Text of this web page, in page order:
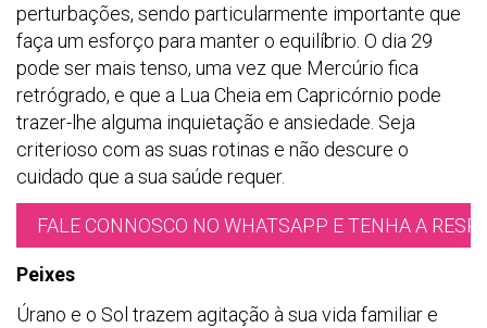
perturbações, sendo particularmente importante que
faça um esforço para manter o equilíbrio. O dia 29
pode ser mais tenso, uma vez que Mercúrio fica
retrógrado, e que a Lua Cheia em Capricórnio pode
trazer-lhe alguma inquietação e ansiedade. Seja
criterioso com as suas rotinas e não descure o
cuidado que a sua saúde requer.
FALE CONNOSCO NO WHATSAPP E TENHA A
Peixes
Úrano e o Sol trazem agitação à sua vida familiar e